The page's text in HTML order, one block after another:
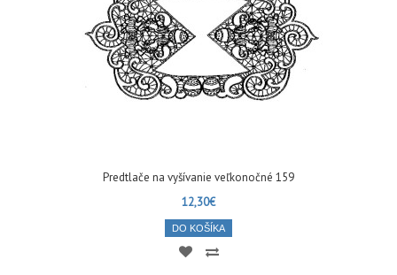
Predtlače na vyšívanie veľkonočné 159
12,30€
DO KOŠÍKA